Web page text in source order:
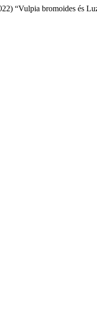
“Vulpia bromoides és